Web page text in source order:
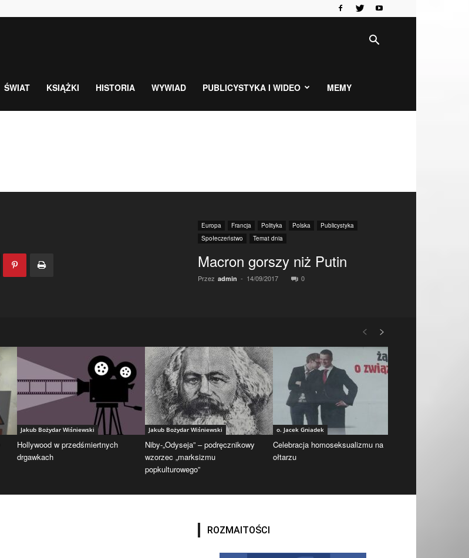
ŚWIAT KSIĄŻKI HISTORIA WYWIAD PUBLICYSTYKA I WIDEO MEMY
Europa Francja Polityka Polska
Publicystyka
Społeczeństwo
Temat dnia
Macron gorszy niż Putin
Przez admin - 14/09/2017 0
Jakub Bożydar Wiśniewski
Hollywood w przedśmiertnych
drgawkach
Jakub Bożydar Wiśniewski
Niby-„Odyseja” – podręcznikowy
wzorzec „marksizmu
popkulturowego”
o. Jacek Gniadek
Celebracja homoseksualizmu na
ołtarzu
ROZMAITOŚCI